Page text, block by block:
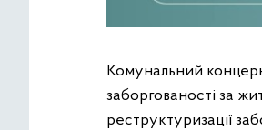
Комунальний
заборгованості за
реструктуризації